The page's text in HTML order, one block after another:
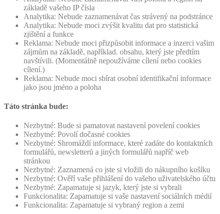
základě vašeho IP čísla
Analytika: Nebude zaznamenávat čas strávený na podstránce
Analytika: Nebude moci zvýšit kvalitu dat pro statistická
zjištění a funkce
Reklama: Nebude moci přizpůsobit informace a inzerci vašim
zájmům na základě, například. obsahu, který jste předtím
navštívili. (Momentálně nepoužíváme cílení nebo cookies
cílení.)
Reklama: Nebude moci sbírat osobní identifikační informace
jako jsou jméno a poloha
Táto stránka bude:
Nezbytné: Bude si pamatovat nastavení povelení cookies
Nezbytné: Povolí dočasné cookies
Nezbytné: Shromáždí informace, které zadáte do kontaktních
formulářů, newsletterů a jiných formulářů napříč web
stránkou
Nezbytné: Zaznamená co jste si vložili do nákupního košíku
Nezbytné: Ověří vaše přihlášení do vašeho uživatelského účtu
Nezbytné: Zapamatuje si jazyk, který jste si vybrali
Funkcionalita: Zapamatuje si vaše nastavení sociálních médií
Funkcionalita: Zapamatuje si vybraný region a zemi